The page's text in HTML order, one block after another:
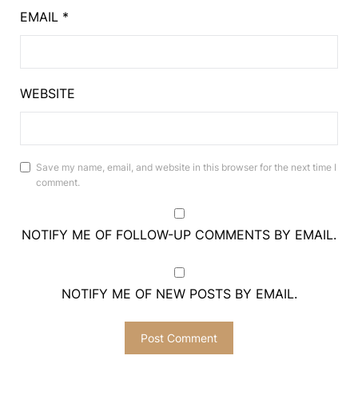
EMAIL *
WEBSITE
Save my name, email, and website in this browser for the next time I
comment.
NOTIFY ME OF FOLLOW-UP COMMENTS BY EMAIL.
NOTIFY ME OF NEW POSTS BY EMAIL.